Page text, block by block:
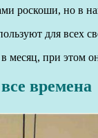
роскоши, но в
для всех
месяц, при этом
времена